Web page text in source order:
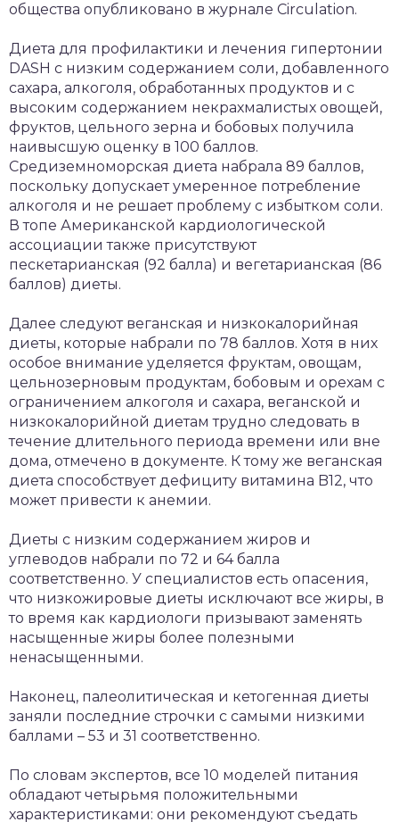
общества опубликовано в журнале Circulation.
Диета для профилактики и лечения гипертонии
DASH с низким содержанием соли, добавленного
сахара, алкоголя, обработанных продуктов и с
высоким содержанием некрахмалистых овощей,
фруктов, цельного зерна и бобовых получила
наивысшую оценку в 100 баллов.
Средиземноморская диета набрала 89 баллов,
поскольку допускает умеренное потребление
алкоголя и не решает проблему с избытком соли.
В топе Американской кардиологической
ассоциации также присутствуют
пескетарианская (92 балла) и вегетарианская (86
баллов) диеты.
Далее следуют веганская и низкокалорийная
диеты, которые набрали по 78 баллов. Хотя в них
особое внимание уделяется фруктам, овощам,
цельнозерновым продуктам, бобовым и орехам с
ограничением алкоголя и сахара, веганской и
низкокалорийной диетам трудно следовать в
течение длительного периода времени или вне
дома, отмечено в документе. К тому же веганская
диета способствует дефициту витамина B12, что
может привести к анемии.
Диеты с низким содержанием жиров и
углеводов набрали по 72 и 64 балла
соответственно. У специалистов есть опасения,
что низкожировые диеты исключают все жиры, в
то время как кардиологи призывают заменять
насыщенные жиры более полезными
ненасыщенными.
Наконец, палеолитическая и кетогенная диеты
заняли последние строчки с самыми низкими
баллами – 53 и 31 соответственно.
По словам экспертов, все 10 моделей питания
обладают четырьмя положительными
характеристиками: они рекомендуют съедать